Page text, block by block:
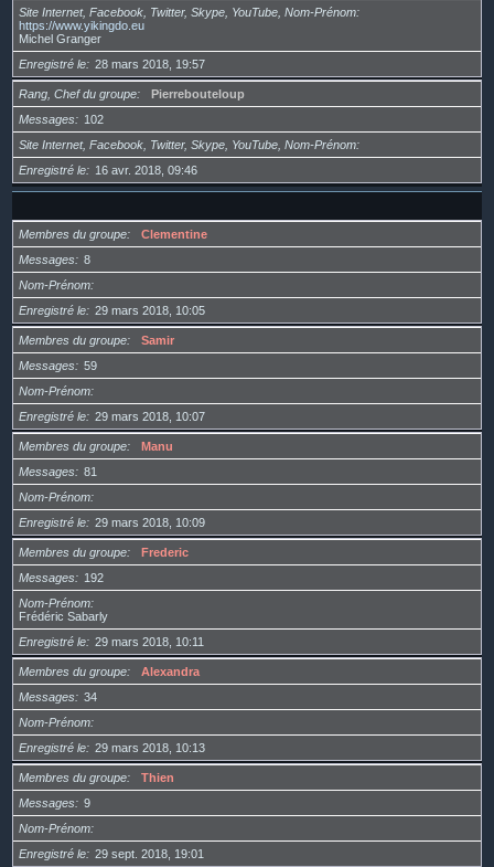
Site Internet, Facebook, Twitter, Skype, YouTube, Nom-Prénom
https://www.yikingdo.eu
Michel Granger
Enregistré le
28 mars 2018, 19:57
Rang, Chef du groupe
Pierrebouteloup
Messages
102
Site Internet, Facebook, Twitter, Skype, YouTube, Nom-Prénom
Enregistré le
16 avr. 2018, 09:46
Membres du groupe
Clementine
Messages
8
Nom-Prénom
Enregistré le
29 mars 2018, 10:05
Membres du groupe
Samir
Messages
59
Nom-Prénom
Enregistré le
29 mars 2018, 10:07
Membres du groupe
Manu
Messages
81
Nom-Prénom
Enregistré le
29 mars 2018, 10:09
Membres du groupe
Frederic
Messages
192
Nom-Prénom
Frédéric Sabarly
Enregistré le
29 mars 2018, 10:11
Membres du groupe
Alexandra
Messages
34
Nom-Prénom
Enregistré le
29 mars 2018, 10:13
Membres du groupe
Thien
Messages
9
Nom-Prénom
Enregistré le
29 sept. 2018, 19:01